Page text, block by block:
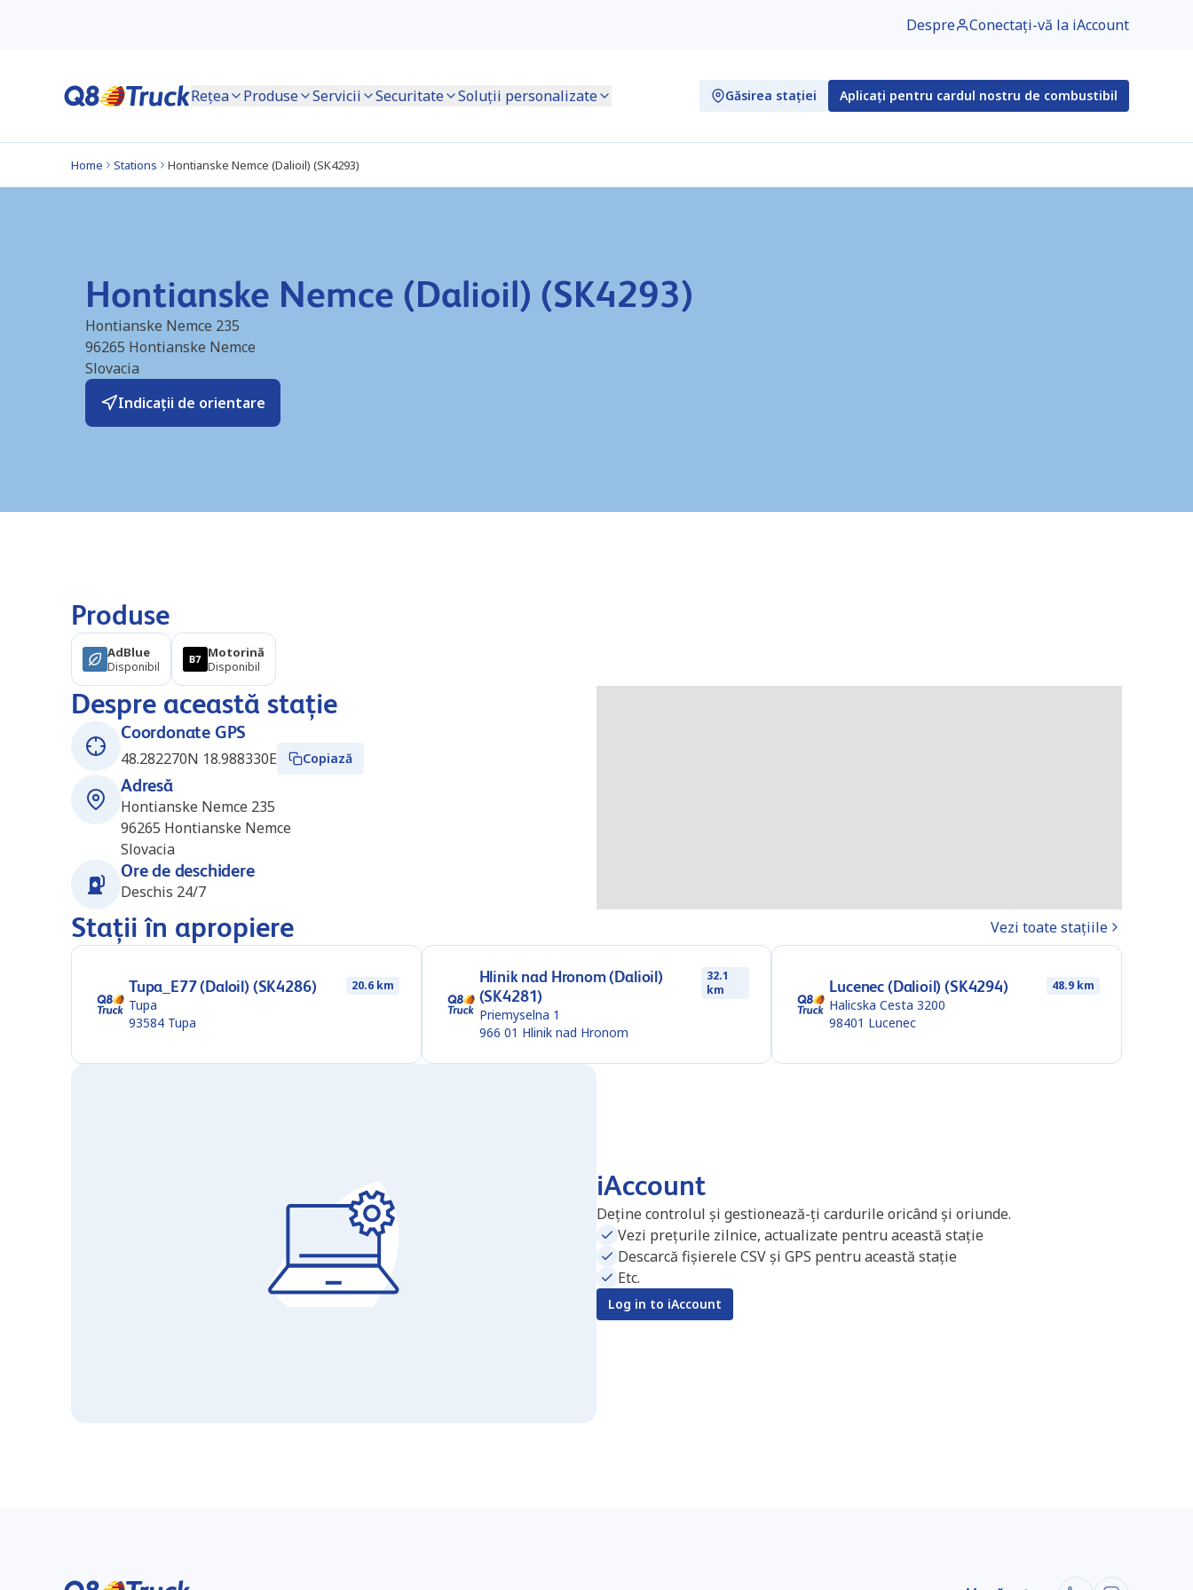
Despre Conectați-vă la iAccount
Rețea Produse Servicii Securitate Soluții personalizate Găsirea stației Aplicați pentru cardul nostru de combustibil
Home Stations Hontianske Nemce (Dalioil) (SK4293)
Hontianske Nemce (Dalioil) (SK4293)
Hontianske Nemce 235
96265 Hontianske Nemce
Slovacia
Indicații de orientare
Produse
AdBlue
Disponibil
Motorină
Disponibil
Despre această stație
Coordonate GPS
48.282270N 18.988330E
Copiază
Adresă
Hontianske Nemce 235
96265 Hontianske Nemce
Slovacia
Ore de deschidere
Deschis 24/7
Stații în apropiere Vezi toate stațiile
Tupa_E77 (Daloil) (SK4286) 20.6 km
Tupa
93584 Tupa
Hlinik nad Hronom (Dalioil)
(SK4281)
32.1
km
Priemyselna 1
966 01 Hlinik nad Hronom
Lucenec (Dalioil) (SK4294) 48.9 km
Halicska Cesta 3200
98401 Lucenec
iAccount
Deține controlul și gestionează-ți cardurile oricând și oriunde.
Vezi prețurile zilnice, actualizate pentru această stație
Descarcă fișierele CSV și GPS pentru această stație
Etc.
Log in to iAccount